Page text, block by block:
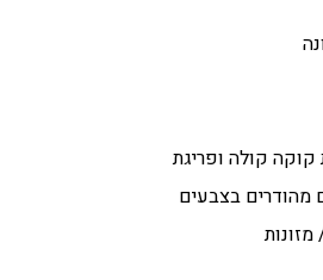
קולה ופריגת
מהודרים בצבעים